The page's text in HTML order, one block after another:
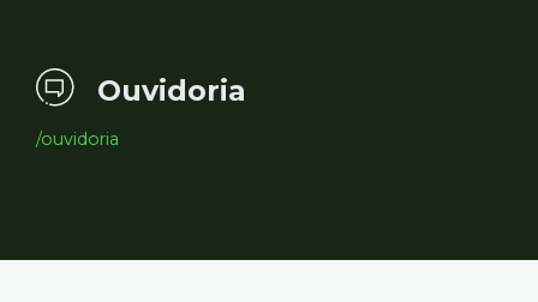
Ouvidoria
/ouvidoria